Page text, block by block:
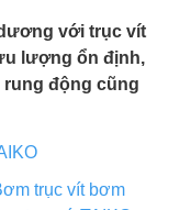
với trục vít
lượng ổn định,
rung động cũng
trục vít bơm